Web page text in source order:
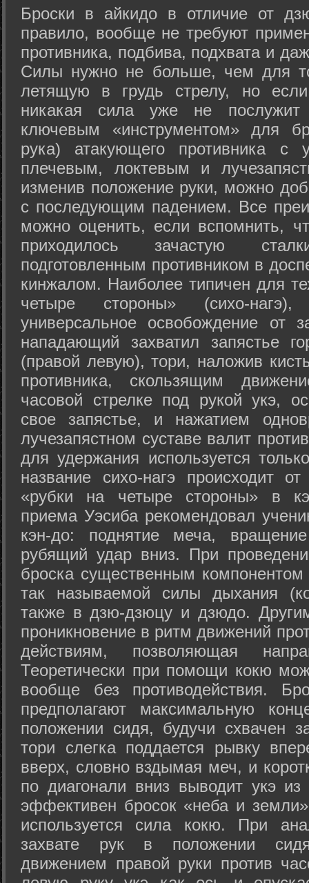
Броски в айкидо в отличие от
правило, вообще не требуют
противника, подбива, подхвата и
Силы нужно не больше, чем для
летящую в грудь стрелу, но
никакая сила уже не
ключевым «инструментом» для
рука) атакующего противника с
плечевым, локтевым и
изменив положение руки, можно
с последующим падением. Все
можно оценить, если вспомнить,
приходилось зачастую
подготовленным противником в
кинжалом. Наиболее типичен для
четыре стороны» (сихо-
универсальное освобождение от
нападающий захватил запястье
(правой левую), тори, наложив
противника, скользящим
часовой стрелке под рукой укэ,
свое запястье, и нажатием
лучезапястном суставе валит
для удержания используется
название сихо-нагэ происходит
«рубки на четыре стороны» в
приема Уэсиба рекомендовал
кэн-до: поднятие меча,
рубящий удар вниз. При
броска существенным компонентом
так называемой силы дыхания
также в дзю-дзюцу и дзюдо.
проникновение в ритм движений
действиям, позволяющая
Теоретически при помощи кокю
вообще без противодействия.
предполагают максимальную
положении сидя, будучи схвачен
тори слегка поддается рывку
вверх, словно вздымая меч, и
по диагонали вниз выводит укэ
эффективен бросок «неба и
используется сила кокю. При
захвате рук в положении
движением правой руки против